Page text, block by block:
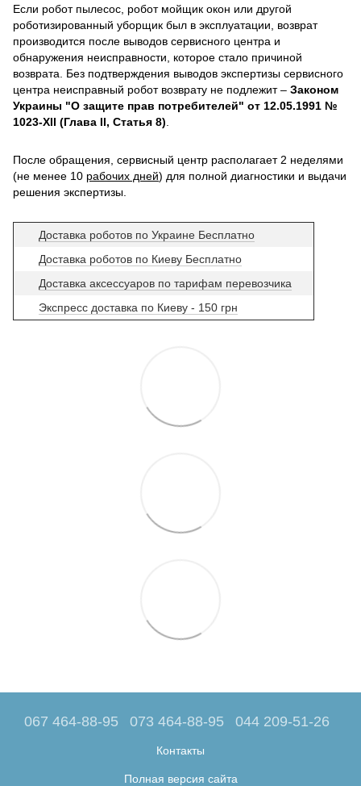
Если робот пылесос, робот мойщик окон или другой
роботизированный уборщик был в эксплуатации, возврат
производится после выводов сервисного центра и
обнаружения неисправности, которое стало причиной
возврата. Без подтверждения выводов экспертизы сервисного
центра неисправный робот возврату не подлежит – Законом
Украины "О защите прав потребителей" от 12.05.1991 №
1023-XII (Глава II, Статья 8).
После обращения, сервисный центр располагает 2 неделями
(не менее 10 рабочих дней) для полной диагностики и выдачи
решения экспертизы.
Доставка роботов по Украине Бесплатно
Доставка роботов по Киеву Бесплатно
Доставка аксессуаров по тарифам перевозчика
Экспресс доставка по Киеву - 150 грн
067 464-88-95 073 464-88-95 044 209-51-26
Контакты
Полная версия сайта